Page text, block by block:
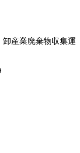
卸産業廃棄物収集運